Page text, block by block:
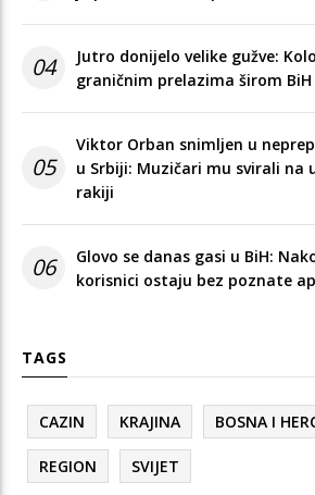
04
Jutro donijelo velike gužve:
graničnim prelazima širom BiH
05
Viktor Orban snimljen u
u Srbiji: Muzičari mu svirali na
rakiji
06
Glovo se danas gasi u BiH:
korisnici ostaju bez poznate
TAGS
CAZIN KRAJINA BOSNA I
REGION SVIJET